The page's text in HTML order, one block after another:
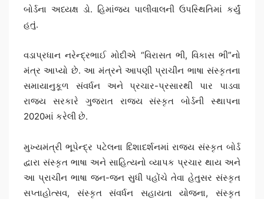
બોર્ડના અધ્યક્ષ ડો. હિમાંજય પાલીવાલની ઉપસ્થિતિમાં કર્યું
હતું.
વડાપ્રધાન નરેન્દ્રભાઈ મોદીએ “વિરાસત ભી, વિકાસ ભી”નો
મંત્ર આપ્યો છે. આ મંત્રને આપણી પ્રાચીન ભાષા સંસ્કૃતના
સમાયાનુકૂળ સંવર્ધન અને પ્રચાર-પ્રસારથી પાર પાડવા
રાજ્ય સરકારે ગુજરાત રાજ્ય સંસ્કૃત બોર્ડની સ્થાપના
2020માં કરેલી છે.
મુખ્યમંત્રી ભૂપેન્દ્ર પટેલના દિશાદર્શનમાં રાજ્ય સંસ્કૃત બોર્ડ
દ્વારા સંસ્કૃત ભાષા અને સાહિત્યનો વ્યાપક પ્રચાર થાય અને
આ પ્રાચીન ભાષા જન-જન સુધી પહોંચે તેવા હેતુસર સંસ્કૃત
સપ્તાહોત્સવ, સંસ્કૃત સંવર્ધન સહાયતા યોજના, સંસ્કૃત